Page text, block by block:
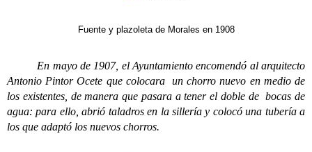
Fuente y plazoleta de Morales en 1908
En mayo de 1907, el Ayuntamiento encomendó al arquitecto
Antonio Pintor Ocete que colocara un chorro nuevo en medio de
los existentes, de manera que pasara a tener el doble de bocas de
agua: para ello, abrió taladros en la sillería y colocó una tubería a
los que adaptó los nuevos chorros.